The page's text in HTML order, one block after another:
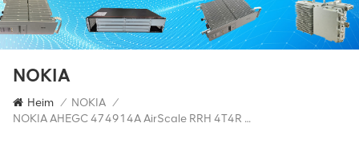
NOKIA
Heim / NOKIA /
NOKIA AHEGC 474914A AirScale RRH 4T4R RRU Basisstation